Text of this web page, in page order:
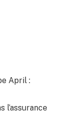
April :
l’assurance